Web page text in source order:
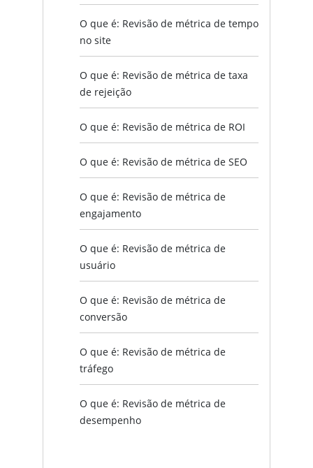
O que é: Revisão de métrica de tempo
no site
O que é: Revisão de métrica de taxa
de rejeição
O que é: Revisão de métrica de ROI
O que é: Revisão de métrica de SEO
O que é: Revisão de métrica de
engajamento
O que é: Revisão de métrica de
usuário
O que é: Revisão de métrica de
conversão
O que é: Revisão de métrica de
tráfego
O que é: Revisão de métrica de
desempenho